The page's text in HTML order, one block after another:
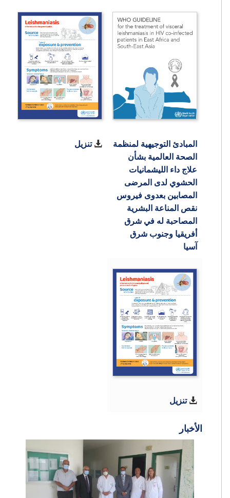
المبادئ التوجيهية لمنظمة
الصحة العالمية بشأن
علاج داء الليشمانيات
الحشوي لدى المرضى
المصابين بعدوى فيروس
نقص المناعة البشرية
المصاحبة له في شرق
أفريقيا وجنوب شرق
آسيا
تنزيل
تنزيل
الأخبار